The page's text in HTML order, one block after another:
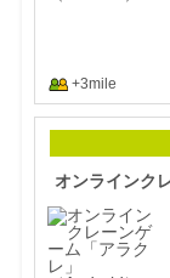
+3mile
オンラインク